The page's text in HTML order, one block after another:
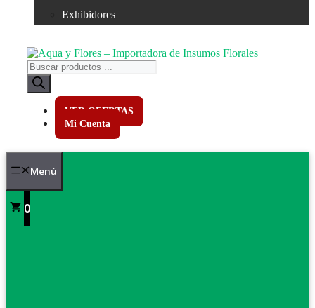
Exhibidores
Búsqueda
de
productos
VER OFERTAS
Mi Cuenta
Menú
0